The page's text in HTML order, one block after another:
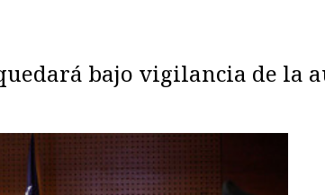
bajo vigilancia de la